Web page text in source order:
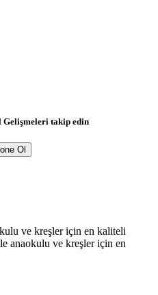
Gelişmeleri takip edin
Ol
ve kreşler için en kaliteli
anaokulu ve kreşler için en